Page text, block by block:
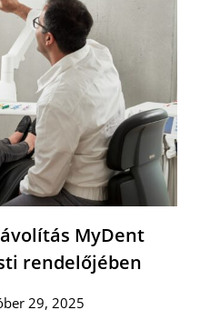
MyDent
rendelőjében
29, 2025